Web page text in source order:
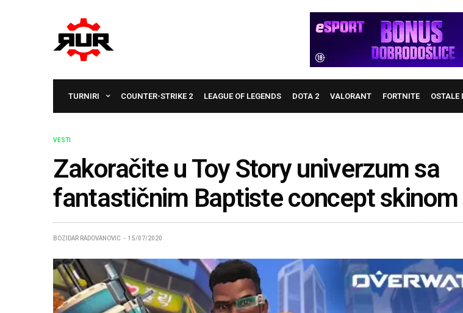
TURNIRI COUNTER-STRIKE 2 LEAGUE OF LEGENDS DOTA 2 VALORANT FORTNITE OSTALE
VESTI
Zakoračite u Toy Story univerzum sa
fantastičnim Baptiste concept skinom
BOZIDAR RADOVANOVIC 15/07/2020